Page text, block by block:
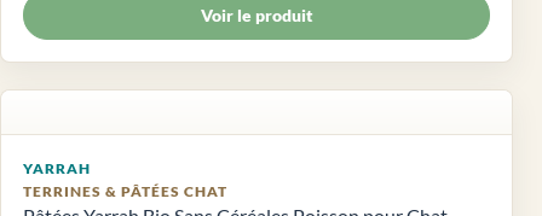
Voir le produit
YARRAH
TERRINES & PÂTÉES CHAT